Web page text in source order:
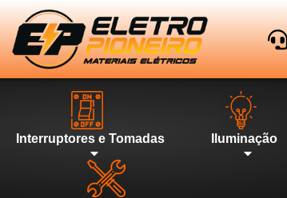
Interruptores e Tomadas Iluminação